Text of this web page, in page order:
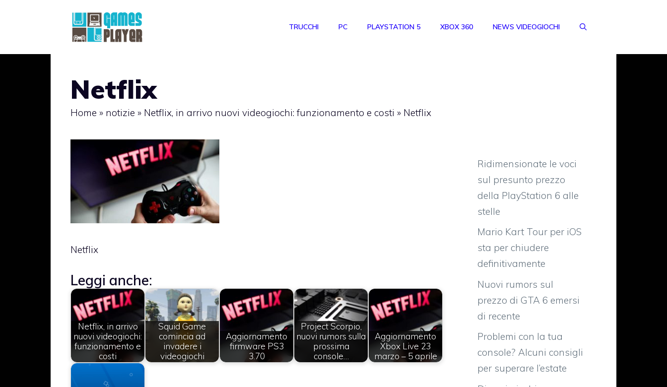
TRUCCHI PC PLAYSTATION 5 XBOX 360 NEWS VIDEOGIOCHI
Netflix
Home » notizie » Netflix, in arrivo nuovi videogiochi: funzionamento e costi » Netflix
Netflix
Leggi anche:
Netflix, in arrivo
nuovi videogiochi:
funzionamento e
costi
Squid Game
comincia ad
invadere i
videogiochi
Aggiornamento
firmware PS3
3.70
Project Scorpio,
nuovi rumors sulla
prossima
console…
Aggiornamento
Xbox Live 23
marzo – 5 aprile
Ridimensionate le voci
sul presunto prezzo
della PlayStation 6 alle
stelle
Mario Kart Tour per iOS
sta per chiudere
definitivamente
Nuovi rumors sul
prezzo di GTA 6 emersi
di recente
Problemi con la tua
console? Alcuni consigli
per superare l’estate